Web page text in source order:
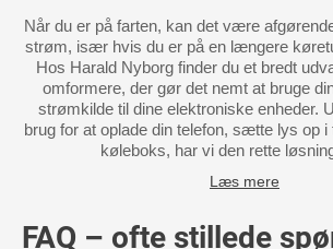
Når du er på farten, kan det være
strøm, især hvis du er på en længere
Hos Harald Nyborg finder du et bredt
omformere, der gør det nemt at bruge
strømkilde til dine elektroniske enheder.
brug for at oplade din telefon, sætte lys op i
køleboks, har vi den rette
Læs mere
FAQ – ofte stillede